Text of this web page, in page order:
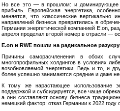
Но все это — в прошлом: и доминирующее
прибыль. Европейская энергетика,
меняется, что классические вертикально
направлений бизнеса превратились в
Германии энергетической компанией E.on,
апреля проделал второй номер в отрасли —
E.on и RWE пошли на радикальное
Причины саморасчленения в обоих
многопрофильных холдингов в условиях
возобновляемой энергетики. Ведь и то, и
более успешно занимаются средние и даже
К тому же нарастающее использование
поддержкой и субсидируется, все чаще
а они составляют основу бизнеса
немецкий фактор: отказ Германии к 2022 году